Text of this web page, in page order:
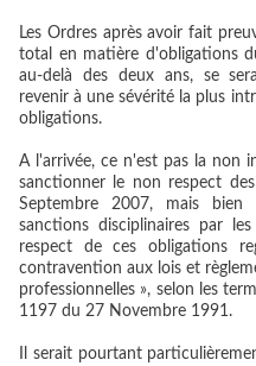
Les Ordres après avoir fait
total en matière d'obligations
au-delà des deux ans, se
revenir à une sévérité la plus
obligations.
A l'arrivée, ce n'est pas la non
sanctionner le non respect
Septembre 2007, mais
sanctions disciplinaires par
respect de ces obligations
contravention aux lois et
professionnelles », selon les
1197 du 27 Novembre 1991.
Il serait pourtant